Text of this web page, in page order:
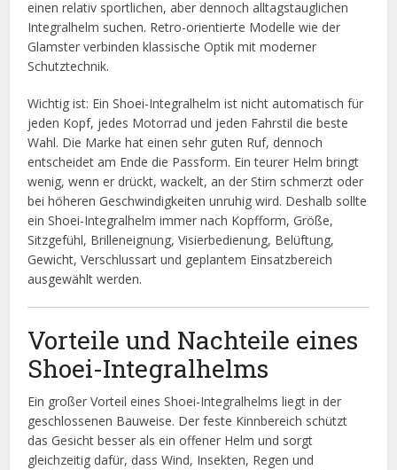
einen relativ sportlichen, aber dennoch alltagstauglichen
Integralhelm suchen. Retro-orientierte Modelle wie der
Glamster verbinden klassische Optik mit moderner
Schutztechnik.
Wichtig ist: Ein Shoei-Integralhelm ist nicht automatisch für
jeden Kopf, jedes Motorrad und jeden Fahrstil die beste
Wahl. Die Marke hat einen sehr guten Ruf, dennoch
entscheidet am Ende die Passform. Ein teurer Helm bringt
wenig, wenn er drückt, wackelt, an der Stirn schmerzt oder
bei höheren Geschwindigkeiten unruhig wird. Deshalb sollte
ein Shoei-Integralhelm immer nach Kopfform, Größe,
Sitzgefühl, Brilleneignung, Visierbedienung, Belüftung,
Gewicht, Verschlussart und geplantem Einsatzbereich
ausgewählt werden.
Vorteile und Nachteile eines
Shoei-Integralhelms
Ein großer Vorteil eines Shoei-Integralhelms liegt in der
geschlossenen Bauweise. Der feste Kinnbereich schützt
das Gesicht besser als ein offener Helm und sorgt
gleichzeitig dafür, dass Wind, Insekten, Regen und